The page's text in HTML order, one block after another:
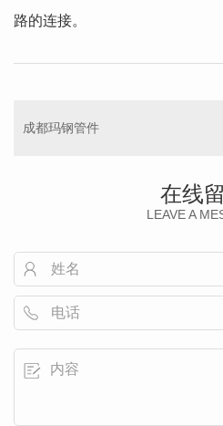
路的连接。
成都玛钢管件
在线
LEAVE A